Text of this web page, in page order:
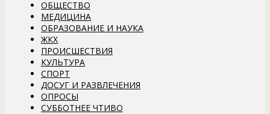
ОБЩЕСТВО
МЕДИЦИНА
ОБРАЗОВАНИЕ И НАУКА
ЖКХ
ПРОИСШЕСТВИЯ
КУЛЬТУРА
СПОРТ
ДОСУГ И РАЗВЛЕЧЕНИЯ
ОПРОСЫ
СУББОТНЕЕ ЧТИВО